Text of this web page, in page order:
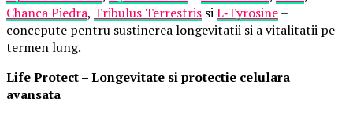
Chanca Piedra, Tribulus Terrestris siL‑Tyrosine–
concepute pentru sustinerea longevitatii si a vitalitatii pe
termen lung.
Life Protect – Longevitate si protectie celulara
avansata